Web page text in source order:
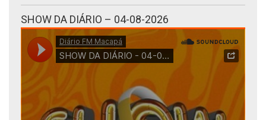
SHOW DA DIÁRIO – 04-08-2026